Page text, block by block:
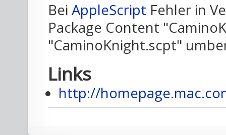
Bei AppleScript Fehler in
Package Content
"CaminoKnight.scpt"
Links
http://